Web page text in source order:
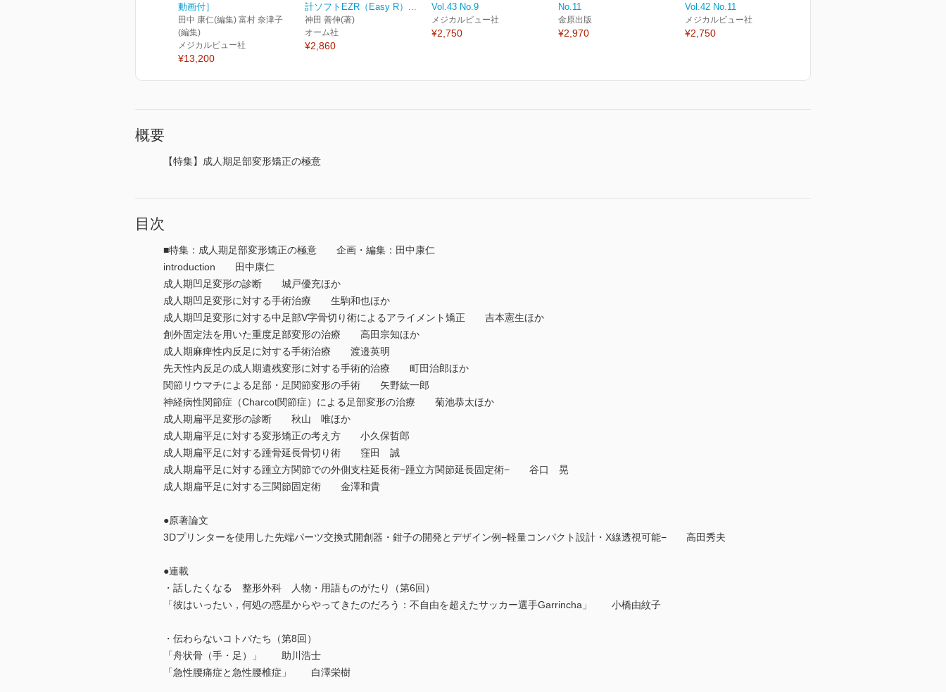
動画付］
田中 康仁(編集) 富村 奈津子
(編集)
メジカルビュー社
¥13,200
計ソフトEZR（Easy R）...
神田 善伸(著)
オーム社
¥2,860
Vol.43 No.9
メジカルビュー社
¥2,750
No.11
金原出版
¥2,970
Vol.42 No.11
メジカルビュー社
¥2,750
概要
【特集】成人期足部変形矯正の極意
目次
■特集：成人期足部変形矯正の極意 企画・編集：田中康仁
introduction 田中康仁
成人期凹足変形の診断 城戸優充ほか
成人期凹足変形に対する手術治療 生駒和也ほか
成人期凹足変形に対する中足部V字骨切り術によるアライメント矯正 吉本憲生ほか
創外固定法を用いた重度足部変形の治療 高田宗知ほか
成人期麻痺性内反足に対する手術治療 渡邉英明
先天性内反足の成人期遺残変形に対する手術的治療 町田治郎ほか
関節リウマチによる足部・足関節変形の手術 矢野紘一郎
神経病性関節症（Charcot関節症）による足部変形の治療 菊池恭太ほか
成人期扁平足変形の診断 秋山 唯ほか
成人期扁平足に対する変形矯正の考え方 小久保哲郎
成人期扁平足に対する踵骨延長骨切り術 窪田 誠
成人期扁平足に対する踵立方関節での外側支柱延長術−踵立方関節延長固定術− 谷口 晃
成人期扁平足に対する三関節固定術 金澤和貴
●原著論文
3Dプリンターを使用した先端パーツ交換式開創器・鉗子の開発とデザイン例−軽量コンパクト設計・X線透視可能− 高田秀夫
●連載
・話したくなる 整形外科 人物・用語ものがたり（第6回）
「彼はいったい，何処の惑星からやってきたのだろう：不自由を超えたサッカー選手Garrincha」 小橋由紋子
・伝わらないコトバたち（第8回）
「舟状骨（手・足）」 助川浩士
「急性腰痛症と急性腰椎症」 白澤栄樹